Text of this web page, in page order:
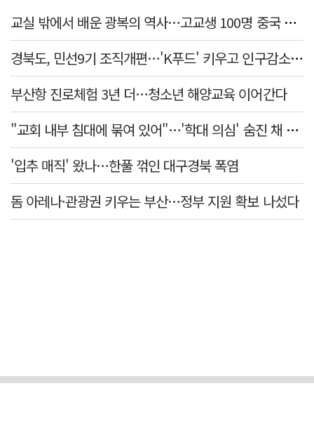
교실 밖에서 배운 광복의 역사…고교생 100명 중국 탐방
경북도, 민선9기 조직개편…'K푸드' 키우고 인구감소 대응 강화
부산항 진로체험 3년 더…청소년 해양교육 이어간다
"교회 내부 침대에 묶여 있어"…'학대 의심' 숨진 채 발견된 11세 아동
'입추 매직' 왔나…한풀 꺾인 대구경북 폭염
돔 아레나·관광권 키우는 부산…정부 지원 확보 나섰다